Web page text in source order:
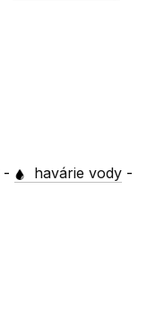
- havárie vody -